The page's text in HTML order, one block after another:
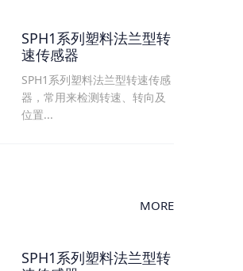
SPH1系列塑料法兰型转
速传感器
SPH1系列塑料法兰型转速传感
器，常用来检测转速、转向及
位置...
MORE
SPH1系列塑料法兰型转